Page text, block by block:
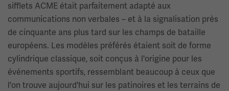
sifflets ACME était parfaitement adapté aux
communications non verbales – et à la signalisation près
de cinquante ans plus tard sur les champs de bataille
européens. Les modèles préférés étaient soit de forme
cylindrique classique, soit conçus à l'origine pour les
événements sportifs, ressemblant beaucoup à ceux que
l'on trouve aujourd'hui sur les patinoires et les terrains de